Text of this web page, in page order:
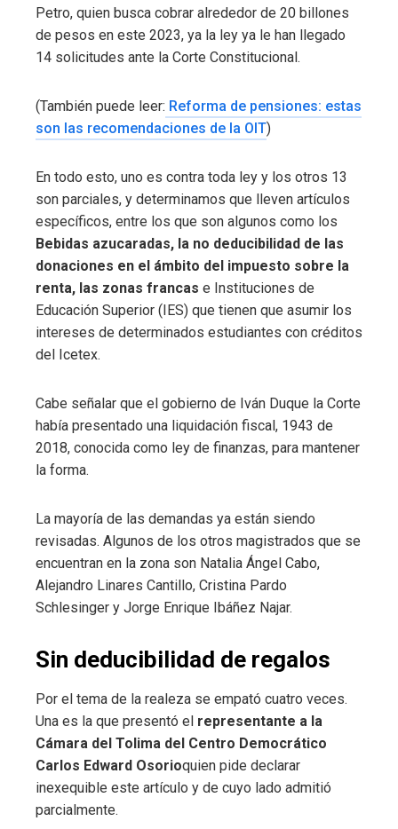
Petro, quien busca cobrar alrededor de 20 billones
de pesos en este 2023, ya la ley ya le han llegado
14 solicitudes ante la Corte Constitucional.
(También puede leer: Reforma de pensiones: estas
son las recomendaciones de la OIT)
En todo esto, uno es contra toda ley y los otros 13
son parciales, y determinamos que lleven artículos
específicos, entre los que son algunos como los
Bebidas azucaradas, la no deducibilidad de las
donaciones en el ámbito del impuesto sobre la
renta, las zonas francas e Instituciones de
Educación Superior (IES) que tienen que asumir los
intereses de determinados estudiantes con créditos
del Icetex.
Cabe señalar que el gobierno de Iván Duque la Corte
había presentado una liquidación fiscal, 1943 de
2018, conocida como ley de finanzas, para mantener
la forma.
La mayoría de las demandas ya están siendo
revisadas. Algunos de los otros magistrados que se
encuentran en la zona son Natalia Ángel Cabo,
Alejandro Linares Cantillo, Cristina Pardo
Schlesinger y Jorge Enrique Ibáñez Najar.
Sin deducibilidad de regalos
Por el tema de la realeza se empató cuatro veces.
Una es la que presentó el representante a la
Cámara del Tolima del Centro Democrático
Carlos Edward Osorioquien pide declarar
inexequible este artículo y de cuyo lado admitió
parcialmente.